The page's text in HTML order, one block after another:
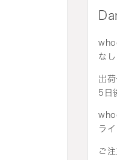
なし
出
5日
ラ
ご